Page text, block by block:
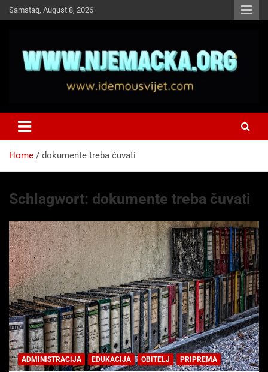
Skip
to
Samstag, August 8, 2026
Idemo u Svijet-Njemacka!
Home dokumente treba čuvati
Schlagwort: dokumente treba čuvati
ADMINISTRACIJA EDUKACIJA OBITELJ PRIPREMA